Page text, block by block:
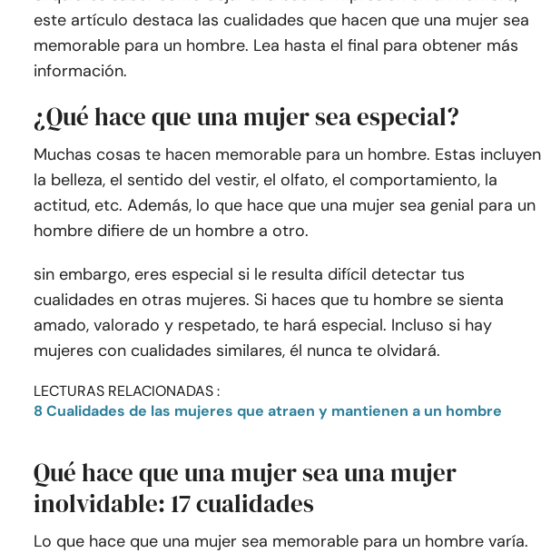
este artículo destaca las cualidades que hacen que una mujer sea
memorable para un hombre. Lea hasta el final para obtener más
información.
¿Qué hace que una mujer sea especial?
Muchas cosas te hacen memorable para un hombre. Estas incluyen
la belleza, el sentido del vestir, el olfato, el comportamiento, la
actitud, etc. Además, lo que hace que una mujer sea genial para un
hombre difiere de un hombre a otro.
sin embargo, eres especial si le resulta difícil detectar tus
cualidades en otras mujeres. Si haces que tu hombre se sienta
amado, valorado y respetado, te hará especial. Incluso si hay
mujeres con cualidades similares, él nunca te olvidará.
LECTURAS RELACIONADAS :
8 Cualidades de las mujeres que atraen y mantienen a un hombre
Qué hace que una mujer sea una mujer
inolvidable: 17 cualidades
Lo que hace que una mujer sea memorable para un hombre varía.